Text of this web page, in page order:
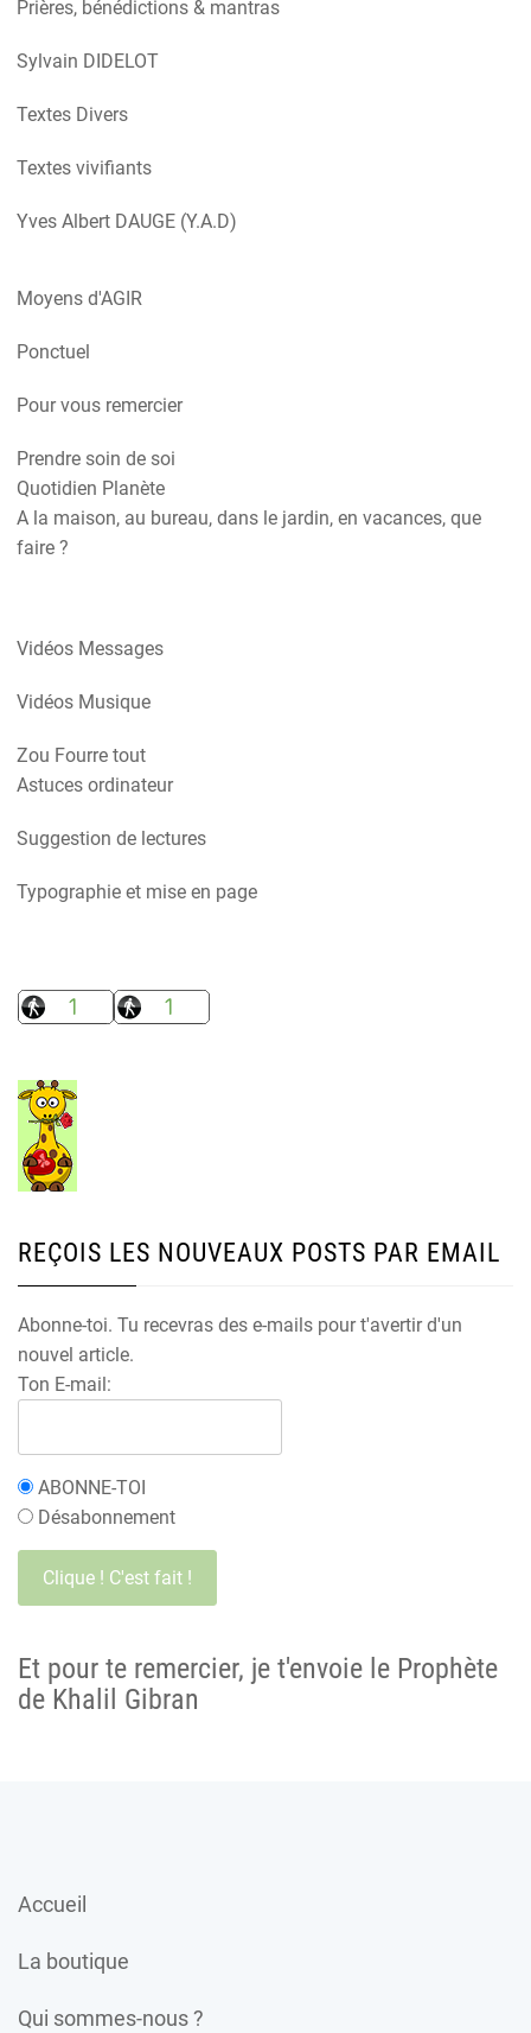
Prières, bénédictions & mantras
Sylvain DIDELOT
Textes Divers
Textes vivifiants
Yves Albert DAUGE (Y.A.D)
Moyens d'AGIR
Ponctuel
Pour vous remercier
Prendre soin de soi
Quotidien Planète
A la maison, au bureau, dans le jardin, en vacances, que
faire ?
Vidéos Messages
Vidéos Musique
Zou Fourre tout
Astuces ordinateur
Suggestion de lectures
Typographie et mise en page
REÇOIS LES NOUVEAUX POSTS PAR EMAIL
Abonne-toi. Tu recevras des e-mails pour t'avertir d'un
nouvel article.
Ton E-mail:
ABONNE-TOI
Désabonnement
Et pour te remercier, je t'envoie le Prophète
de Khalil Gibran
Accueil
La boutique
Qui sommes-nous ?